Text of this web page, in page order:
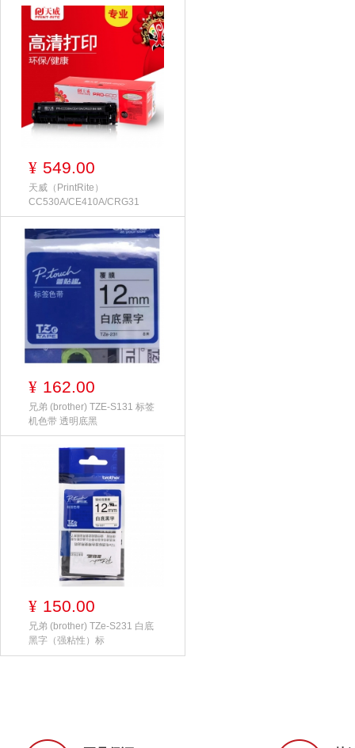
¥ 549.00
天威（PrintRite）
CC530A/CE410A/CRG31
¥ 162.00
兄弟 (brother) TZE-S131 标签
机色带 透明底黑
¥ 150.00
兄弟 (brother) TZe-S231 白底
黑字（强粘性）标